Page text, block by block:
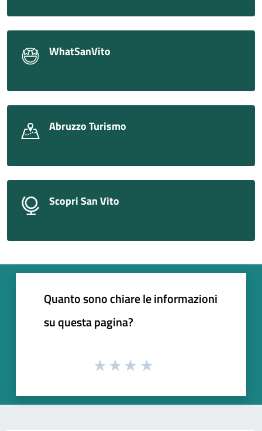
WhatSanVito
Abruzzo Turismo
Scopri San Vito
Quanto sono chiare le informazioni
su questa pagina?